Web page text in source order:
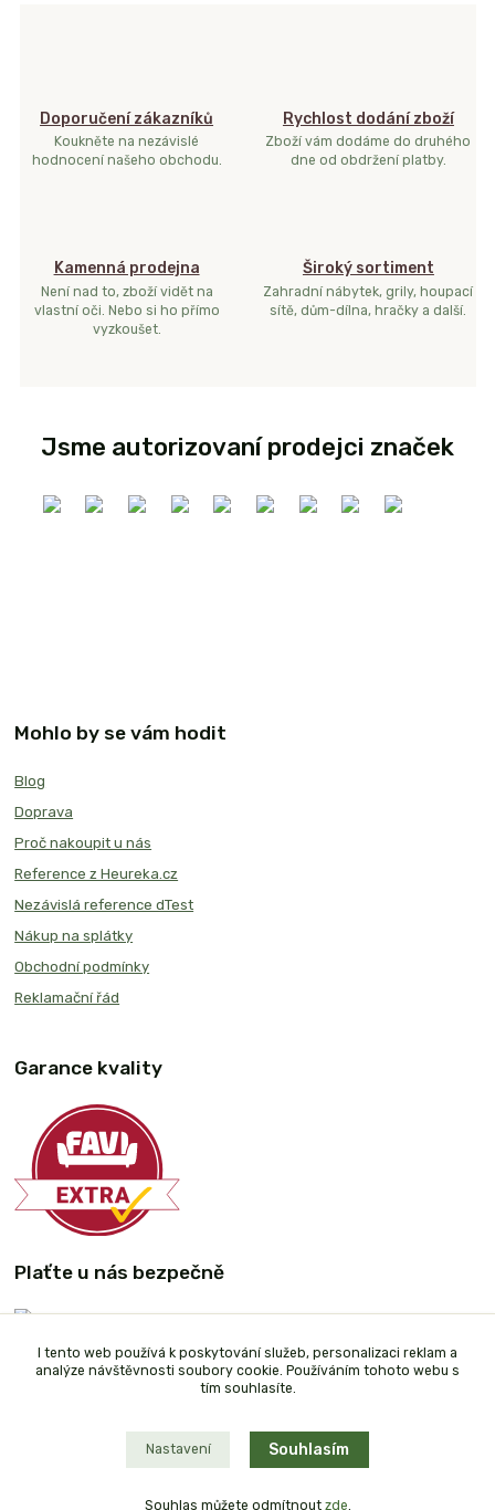
Doporučení zákazníků
Koukněte na nezávislé
hodnocení našeho obchodu.
Rychlost dodání zboží
Zboží vám dodáme do druhého
dne od obdržení platby.
Kamenná prodejna
Není nad to, zboží vidět na
vlastní oči. Nebo si ho přímo
vyzkoušet.
Široký sortiment
Zahradní nábytek, grily, houpací
sítě, dům-dílna, hračky a další.
Jsme autorizovaní prodejci značek
Mohlo by se vám hodit
Blog
Doprava
Proč nakoupit u nás
Reference z Heureka.cz
Nezávislá reference dTest
Nákup na splátky
Obchodní podmínky
Reklamační řád
Garance kvality
Plaťte u nás bezpečně
I tento web používá k poskytování služeb, personalizaci reklam a
analýze návštěvnosti soubory cookie. Používáním tohoto webu s
tím souhlasíte.
Nastavení Souhlasím
Souhlas můžete odmítnout zde